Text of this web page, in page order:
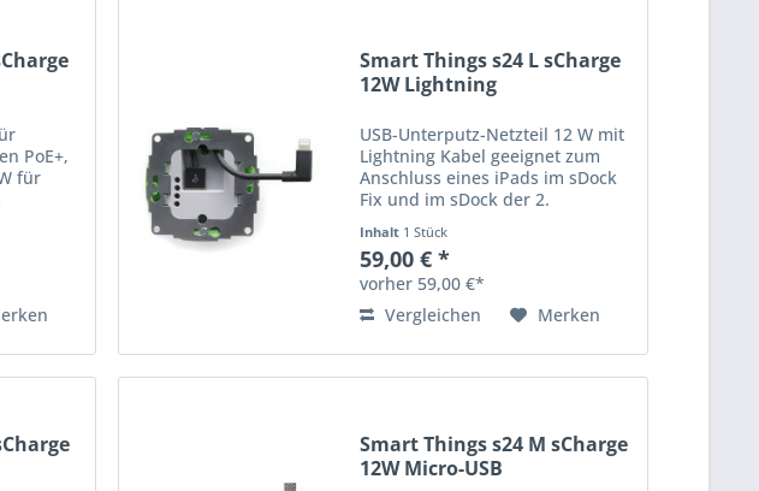
PoE+,
für
keine
PoE-
(PoE
Smart Things s24 L sCharge
12W Lightning
USB-Unterputz-Netzteil 12 W mit
Lightning Kabel geeignet zum
Anschluss eines iPads im sDock
Fix und im sDock der 2.
Unterputz-Netzteil für Standard-
UP-Dosen.
Inhalt 1 Stück
59,00 € *
vorher 59,00 €*
Vergleichen
Merken
Smart Things s24 M sCharge
12W Micro-USB